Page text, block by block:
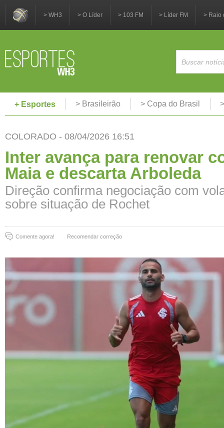
> WH3 > O Líder > 103 FM > Líder FM > Raio
+ Esportes > Brasileirão > Copa do Brasil
COLORADO - 08/04/2026 16:51
Inter avança para renovar
Maia e descarta Arboleda
Direção confirma negociação com
sobre situação de Rochet
Comente agora! Recomendar correção